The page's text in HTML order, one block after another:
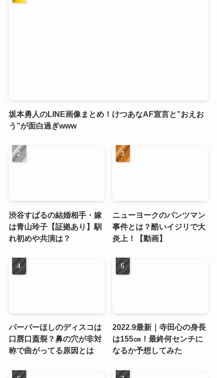
坂本勇人のLINE画像まとめ！けつあなAF宣言と”おえお
う”が面白過ぎwww
渋谷すばるの結婚相手・嫁
は青山玲子【証拠あり】馴
れ初めや共演は？
ニューヨークのパンツマン
事件とは？酷いイジリで大
炎上！【動画】
パーパーほしのディスコは
口唇口蓋裂？鼻の穴が非対
称で曲がってる原因とは
2022.9最新｜寺田心の身長
は155㎝！最終何センチに
なるか予想してみた